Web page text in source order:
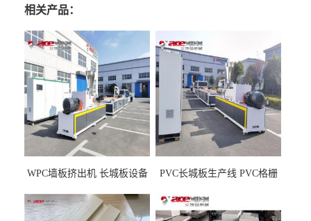
相关产品：
WPC墙板挤出机 长城板设备
PVC长城板生产线 PVC格栅